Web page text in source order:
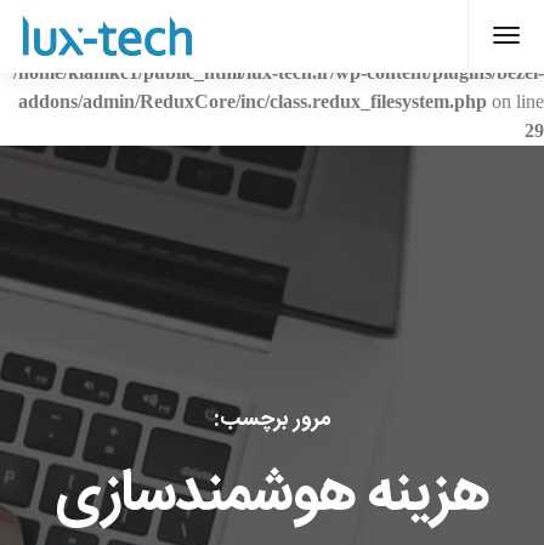
Warning
: Creating default object from empty value in
/home/kianikc1/public_html/lux-tech.ir/wp-content/plugins/bezel-
addons/admin/ReduxCore/inc/class.redux_filesystem.php on line
29
مرور برچسب:
هزینه هوشمندسازی